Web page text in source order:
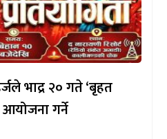
भाद्र २० गते ‘बृहत
आयोजना गर्ने